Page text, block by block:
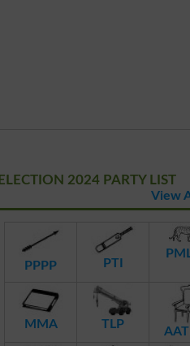
ELECTION 2024 PARTY LIST
View
PPPP PTI
MMA TLP